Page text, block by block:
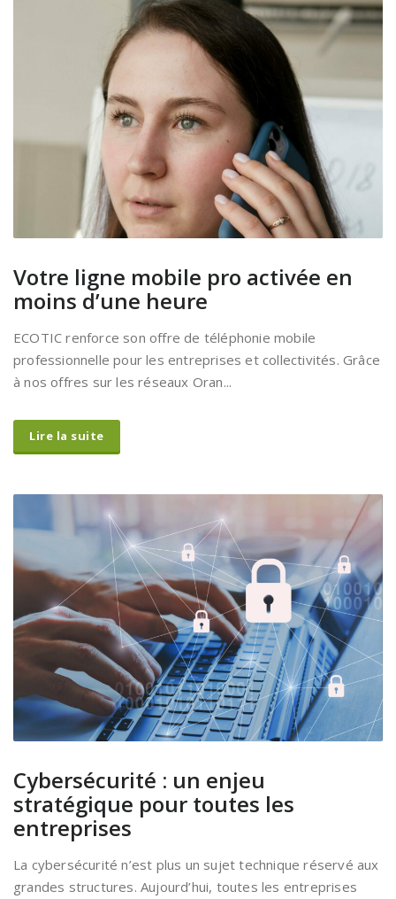
Votre ligne mobile pro activée en
ECOTIC renforce son offre de téléphonie mobile
professionnelle pour les entreprises et collectivités. Grâce
Lire la suite
Cybersécurité : un enjeu
stratégique pour toutes les
entreprises
La cybersécurité n’est plus un sujet technique réservé aux